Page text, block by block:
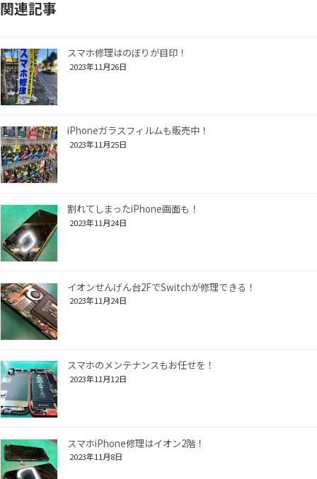
関連記事
スマホ修理はのぼりが目印！
2023年11月26日
iPhoneガラスフィルムも販売中！
2023年11月25日
割れてしまったiPhone画面も！
2023年11月24日
イオンせんげん台2FでSwitchが修理できる！
2023年11月24日
スマホのメンテナンスもお任せを！
2023年11月12日
スマホiPhone修理はイオン2階！
2023年11月8日